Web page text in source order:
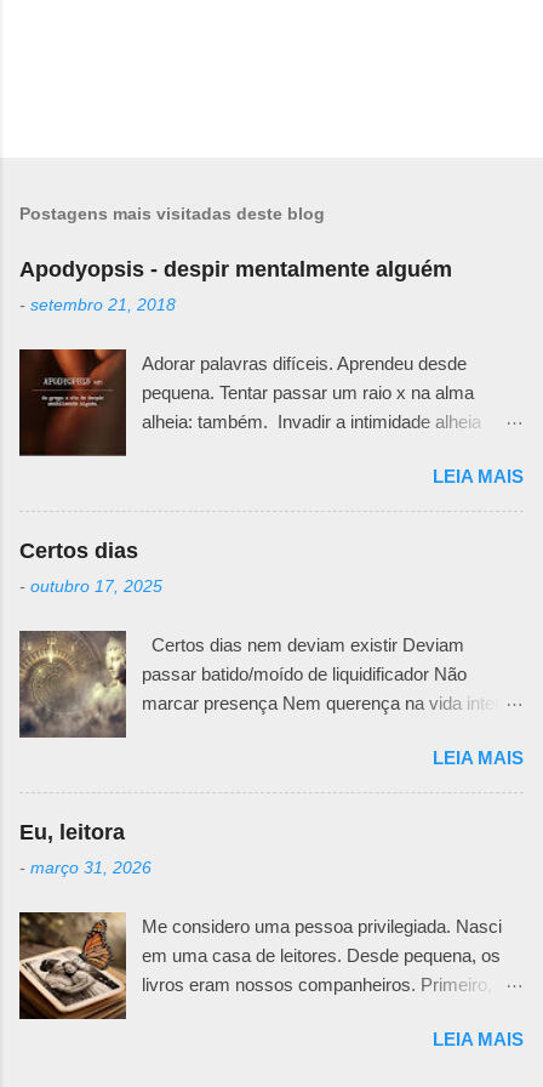
Postagens mais visitadas deste blog
Apodyopsis - despir mentalmente alguém
- setembro 21, 2018
Adorar palavras difíceis. Aprendeu desde
pequena. Tentar passar um raio x na alma
alheia: também. Invadir a intimidade alheia
sutileza necessária para ir desafiando teias e
véus e ir abrindo pedacinhos que outra pessoa
nossas feridas e nossos curativos emocionais.
mais fria e racional de trancar emoções. Pode
ser uma falta de generosidade que esconde
mágoas passadas e nunca resolvidas. Não
determinação para lidar com as dores que daí
alheia sem ter a devida permissão é intrusão. E
envolvido, pode resultar numa grande lambança
emocional. Abrir buracos negros pode não ter
volta. Inclusive para alguém que está ao lado.
LEIA MAIS
Certos dias
- outubro 17, 2025
Certos dias nem deviam existir Deviam
passar batido/moído de liquidificador Não
marcar presença Nem querença na vida inteira
instalam posseiros nas profundezas do querer
da alma. Ficam ali quietinhos/matreiros
visita indesejada. Vai! dizemos Fico! grita mal
finquei bandeira delimitei fronteira queimei
saídas Fico e alfineto quando me dão voz e
vez
LEIA MAIS
Eu, leitora
- março 31, 2026
Me considero uma pessoa privilegiada. Nasci
em uma casa de leitores. Desde pequena, os
livros eram nossos companheiros. Primeiro,
pegar o saudável hábito da leitura de livro em
LEIA MAIS